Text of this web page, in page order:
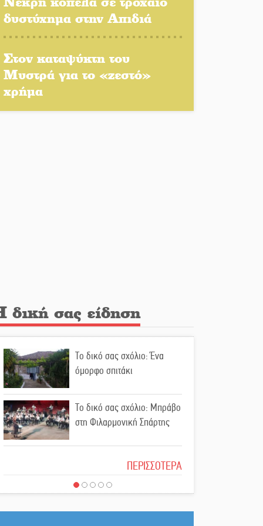
παγκόσμια Σπαρτιατόπουλα
Ζερβάκη
Εκδηλώσεις-δράσεις-
προθεσμίες στη Λακωνία
(ΣΥΝΕΧΗΣ ΑΝΑΝΕΩΣΗ)
Ποδοσφαιρικό αντάμωμα για
τους Κοκκινοραχίτες
Μάχης συνέχεια των 310 για
τη Λαϊκή Σπάρτης
Στον τελικό του
Πρωταθλήματος Ελλάδας
Beach Soccer ο Π.
Μαρτσούκος
δυστύχημα στην Απιδιά
Στον καταψύκτη του
Μυστρά για το «ζεστό»
χρήμα
δική σας είδηση
Το δικό σας σχόλιο: Ένα
όμορφο σπιτάκι
Το δικό σας σχόλιο: Μπράβο
στη Φιλαρμονική Σπάρτης
Το δικό σας σχόλιο: Σύντομη
απάντηση σε διθυράμβους
για το παλαιό Δικαστικό
ΠΕΡΙΣΣΟΤΕΡΑ